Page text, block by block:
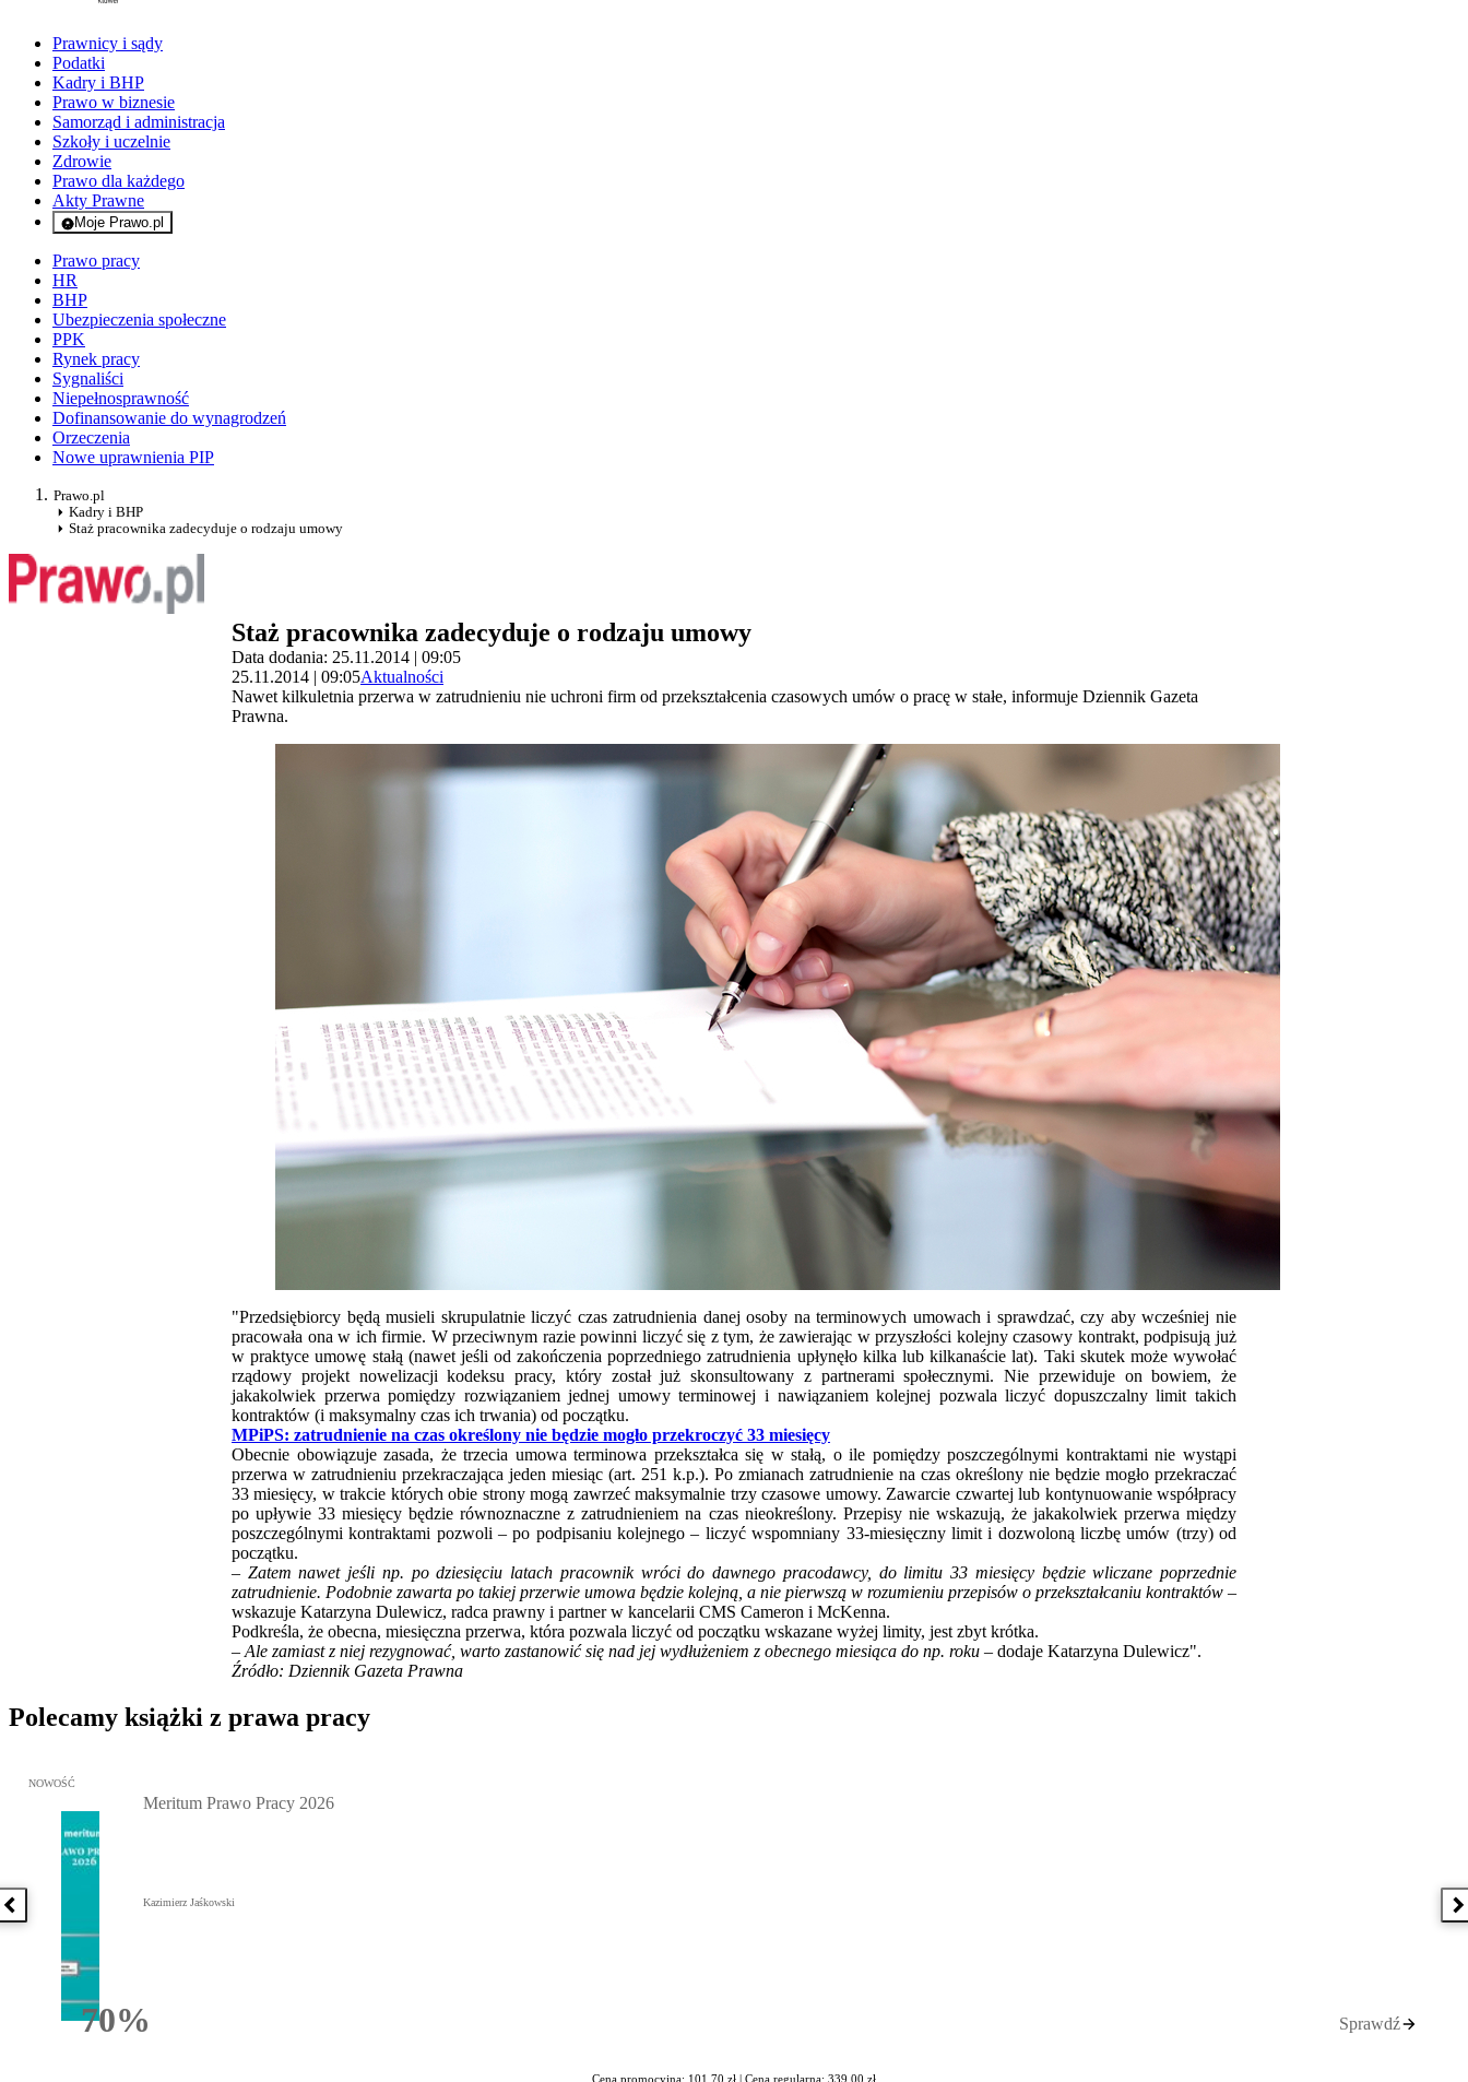
Prawnicy i sądy
Podatki
Kadry i BHP
Prawo w biznesie
Samorząd i administracja
Szkoły i uczelnie
Zdrowie
Prawo dla każdego
Akty Prawne
Moje Prawo.pl
- rejestracja i logowanie do serwisu
Prawo pracy
HR
BHP
Ubezpieczenia społeczne
PPK
Rynek pracy
Sygnaliści
Niepełnosprawność
Dofinansowanie do wynagrodzeń
Orzeczenia
Nowe uprawnienia PIP
Prawo.pl
Kadry i BHP
Staż pracownika zadecyduje o rodzaju umowy
Staż pracownika zadecyduje o rodzaju umowy
Data dodania: 25.11.2014 | 09:05
25.11.2014 | 09:05Aktualności
Nawet kilkuletnia przerwa w zatrudnieniu nie uchroni firm od przekształcenia czasowych umów o pracę w stałe, informuje Dziennik Gazeta
Prawna.
"Przedsiębiorcy będą musieli skrupulatnie liczyć czas zatrudnienia danej osoby na terminowych umowach i sprawdzać, czy aby wcześniej nie
pracowała ona w ich firmie. W przeciwnym razie powinni liczyć się z tym, że zawierając w przyszłości kolejny czasowy kontrakt, podpisują już
w praktyce umowę stałą (nawet jeśli od zakończenia poprzedniego zatrudnienia upłynęło kilka lub kilkanaście lat). Taki skutek może wywołać
rządowy projekt nowelizacji kodeksu pracy, który został już skonsultowany z partnerami społecznymi. Nie przewiduje on bowiem, że
jakakolwiek przerwa pomiędzy rozwiązaniem jednej umowy terminowej i nawiązaniem kolejnej pozwala liczyć dopuszczalny limit takich
kontraktów (i maksymalny czas ich trwania) od początku.
MPiPS: zatrudnienie na czas określony nie będzie mogło przekroczyć 33 miesięcy
Obecnie obowiązuje zasada, że trzecia umowa terminowa przekształca się w stałą, o ile pomiędzy poszczególnymi kontraktami nie wystąpi
przerwa w zatrudnieniu przekraczająca jeden miesiąc (art. 251 k.p.). Po zmianach zatrudnienie na czas określony nie będzie mogło przekraczać
33 miesięcy, w trakcie których obie strony mogą zawrzeć maksymalnie trzy czasowe umowy. Zawarcie czwartej lub kontynuowanie współpracy
po upływie 33 miesięcy będzie równoznaczne z zatrudnieniem na czas nieokreślony. Przepisy nie wskazują, że jakakolwiek przerwa między
poszczególnymi kontraktami pozwoli – po podpisaniu kolejnego – liczyć wspomniany 33-miesięczny limit i dozwoloną liczbę umów (trzy) od
początku.
– Zatem nawet jeśli np. po dziesięciu latach pracownik wróci do dawnego pracodawcy, do limitu 33 miesięcy będzie wliczane poprzednie
zatrudnienie. Podobnie zawarta po takiej przerwie umowa będzie kolejną, a nie pierwszą w rozumieniu przepisów o przekształcaniu kontraktów –
wskazuje Katarzyna Dulewicz, radca prawny i partner w kancelarii CMS Cameron i McKenna.
Podkreśla, że obecna, miesięczna przerwa, która pozwala liczyć od początku wskazane wyżej limity, jest zbyt krótka.
–Ale zamiast z niej rezygnować, warto zastanowić się nad jej wydłużeniem z obecnego miesiąca do np. roku – dodaje Katarzyna Dulewicz".
Źródło: Dziennik Gazeta Prawna
Polecamy książki z prawa pracy
Poprzednia książka
Przejdź do: Meritum Prawo Pracy 2026, Kazimierz Jaśkowski - otwiera się w nowym oknie
NOWOŚĆ
70%Rabatu
Meritum Prawo Pracy 2026
Kazimierz Jaśkowski
Sprawdź
Cena promocyjna: 101,70 zł | Cena regularna: 339,00 zł